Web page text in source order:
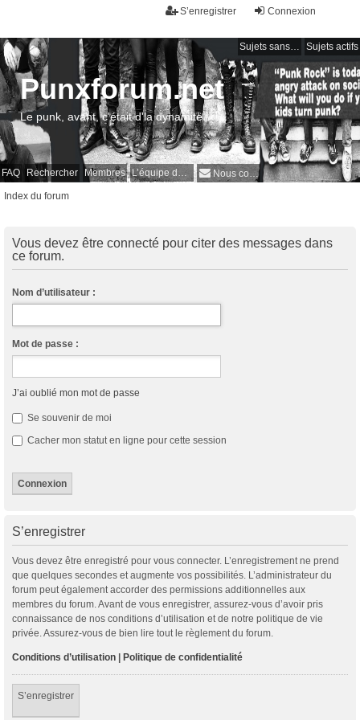
Connexion
S’enregistrer
Sujets sans réponse Sujets actifs
FAQ Rechercher Membres L’équipe du forum Nous contacter
Punxforum.net
Le punk, avant, c'était d'la dynamite !
Index du forum
Vous devez être connecté pour citer des messages dans
ce forum.
Nom d’utilisateur :
Mot de passe :
J’ai oublié mon mot de passe
Se souvenir de moi
Cacher mon statut en ligne pour cette session
S’enregistrer
Vous devez être enregistré pour vous connecter. L’enregistrement ne prend
que quelques secondes et augmente vos possibilités. L’administrateur du
forum peut également accorder des permissions additionnelles aux
membres du forum. Avant de vous enregistrer, assurez-vous d’avoir pris
connaissance de nos conditions d’utilisation et de notre politique de vie
privée. Assurez-vous de bien lire tout le règlement du forum.
Conditions d’utilisation Politique de confidentialité
S’enregistrer